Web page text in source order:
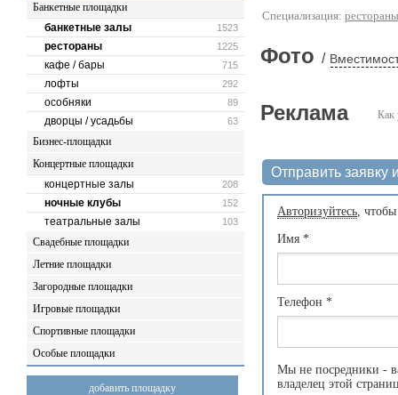
Банкетные площадки
1523
банкетные залы
1225
рестораны
715
кафе / бары
292
лофты
89
особняки
63
дворцы / усадьбы
Бизнес-площадки
Концертные площадки
208
концертные залы
152
ночные клубы
103
театральные залы
Свадебные площадки
Летние площадки
Загородные площадки
Игровые площадки
Спортивные площадки
Особые площадки
добавить площадку
Специализация: рестораны
Фото /
Как
Реклама
Отправить заявку
Авторизуйтесь,
Имя *
Телефон *
Мы не посредники -
владелец этой